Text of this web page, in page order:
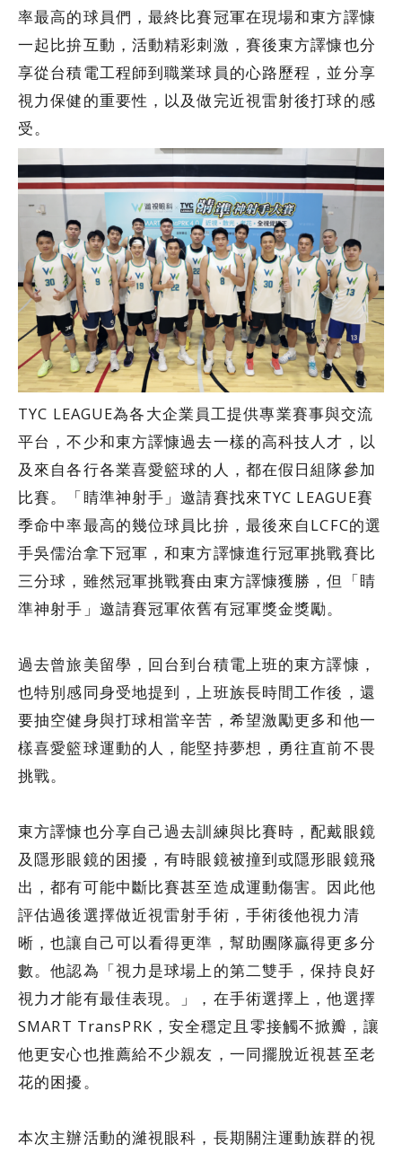
率最高的球員們，最終比賽冠軍在現場和東方譯慷
一起比拚互動，活動精彩刺激，賽後東方譯慷也分
享從台積電工程師到職業球員的心路歷程，並分享
視力保健的重要性，以及做完近視雷射後打球的感
受。
TYC LEAGUE為各大企業員工提供專業賽事與交流
平台，不少和東方譯慷過去一樣的高科技人才，以
及來自各行各業喜愛籃球的人，都在假日組隊參加
比賽。「睛準神射手」邀請賽找來TYC LEAGUE賽
季命中率最高的幾位球員比拚，最後來自LCFC的選
手吳儒治拿下冠軍，和東方譯慷進行冠軍挑戰賽比
三分球，雖然冠軍挑戰賽由東方譯慷獲勝，但「睛
準神射手」邀請賽冠軍依舊有冠軍獎金獎勵。
過去曾旅美留學，回台到台積電上班的東方譯慷，
也特別感同身受地提到，上班族長時間工作後，還
要抽空健身與打球相當辛苦，希望激勵更多和他一
樣喜愛籃球運動的人，能堅持夢想，勇往直前不畏
挑戰。
東方譯慷也分享自己過去訓練與比賽時，配戴眼鏡
及隱形眼鏡的困擾，有時眼鏡被撞到或隱形眼鏡飛
出，都有可能中斷比賽甚至造成運動傷害。因此他
評估過後選擇做近視雷射手術，手術後他視力清
晰，也讓自己可以看得更準，幫助團隊贏得更多分
數。他認為「視力是球場上的第二雙手，保持良好
視力才能有最佳表現。」，在手術選擇上，他選擇
SMART TransPRK，安全穩定且零接觸不掀瓣，讓
他更安心也推薦給不少親友，一同擺脫近視甚至老
花的困擾。
本次主辦活動的濰視眼科，長期關注運動族群的視